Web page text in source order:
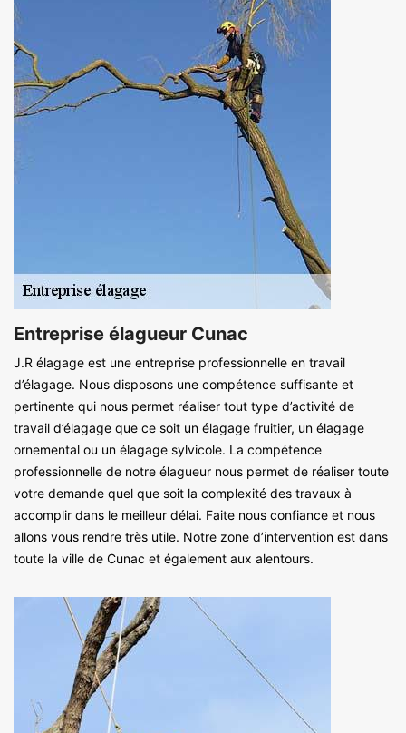
Entreprise élagueur Cunac
J.R élagage est une entreprise professionnelle en travail
d’élagage. Nous disposons une compétence suffisante et
pertinente qui nous permet réaliser tout type d’activité de
travail d’élagage que ce soit un élagage fruitier, un élagage
ornemental ou un élagage sylvicole. La compétence
professionnelle de notre élagueur nous permet de réaliser toute
votre demande quel que soit la complexité des travaux à
accomplir dans le meilleur délai. Faite nous confiance et nous
allons vous rendre très utile. Notre zone d’intervention est dans
toute la ville de Cunac et également aux alentours.